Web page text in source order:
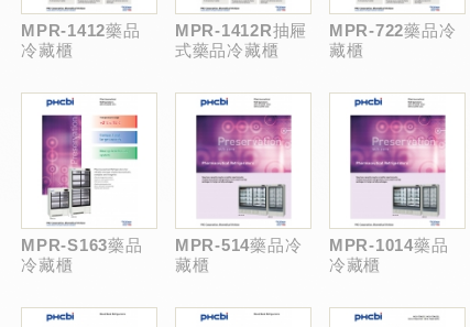
MPR-1412藥品
冷藏櫃
MPR-1412R抽屜
式藥品冷藏櫃
MPR-722藥品冷
藏櫃
MPR-S163藥品
冷藏櫃
MPR-514藥品冷
藏櫃
MPR-1014藥品
冷藏櫃